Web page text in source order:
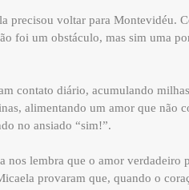
precisou voltar para Montevidéu.
foi um obstáculo, mas sim uma
contato diário, acumulando
alimentando um amor que não
no ansiado “sim!”.
lembra que o amor verdadeiro
provaram que, quando o